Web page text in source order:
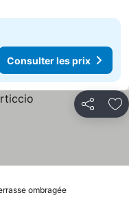
Consulter les prix
Partager
ombragéeConsulter